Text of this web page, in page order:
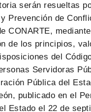
serán resueltas
Prevención de
CONARTE,
de los principios,
del
Servidoras
Pública del
publicado en el
Estado el 22 de